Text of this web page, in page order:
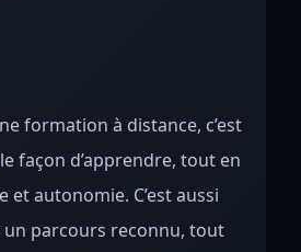
formation à distance, c’est
façon d’apprendre, tout en
et autonomie. C’est aussi
un parcours reconnu, tout